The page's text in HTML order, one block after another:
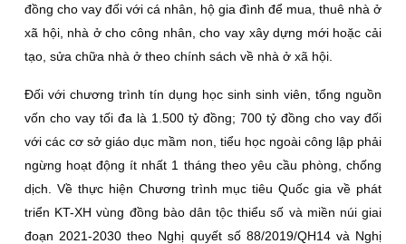
đồng cho vay đối với cá nhân, hộ gia đình để mua, thuê nhà ở
xã hội, nhà ở cho công nhân, cho vay xây dựng mới hoặc cải
tạo, sửa chữa nhà ở theo chính sách về nhà ở xã hội.
Đối với chương trình tín dụng học sinh sinh viên, tổng nguồn
vốn cho vay tối đa là 1.500 tỷ đồng; 700 tỷ đồng cho vay đối
với các cơ sở giáo dục mầm non, tiểu học ngoài công lập phải
ngừng hoạt động ít nhất 1 tháng theo yêu cầu phòng, chống
dịch. Về thực hiện Chương trình mục tiêu Quốc gia về phát
triển KT-XH vùng đồng bào dân tộc thiểu số và miền núi giai
đoạn 2021-2030 theo Nghị quyết số 88/2019/QH14 và Nghị